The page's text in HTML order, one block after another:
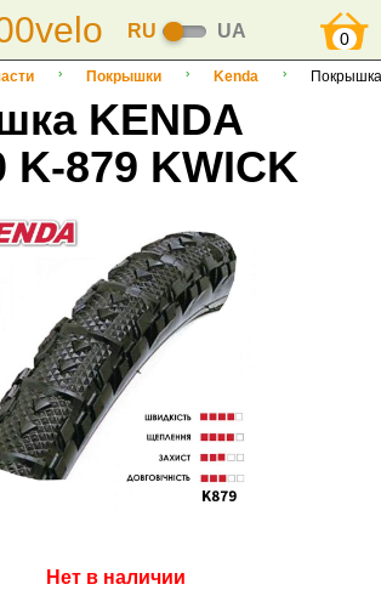
RU UA 0
Покрышки Kenda
KENDA
K-879 KWICK
Нет в наличии